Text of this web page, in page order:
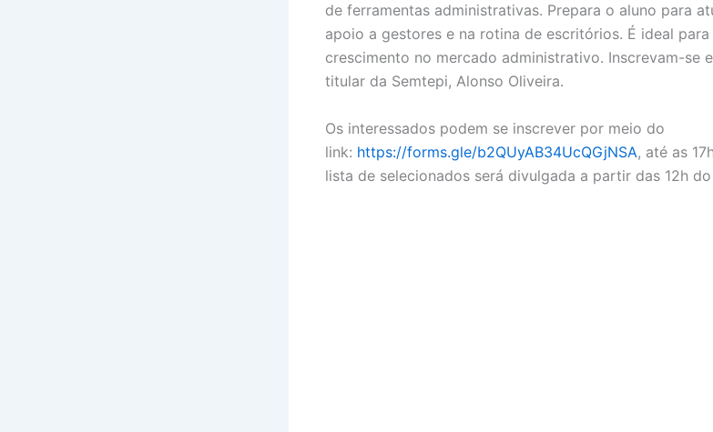
de ferramentas administrativas. Prepara o aluno para
apoio a gestores e na rotina de escritórios. É ideal
crescimento no mercado administrativo. Inscrevam-se
titular da Semtepi, Alonso Oliveira.
Os interessados podem se inscrever por meio do
link: https://forms.gle/b2QUyAB34UcQGjNSA, até as
lista de selecionados será divulgada a partir das 12h